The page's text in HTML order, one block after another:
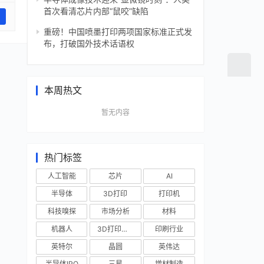
首次看清芯片内部“鼠咬”缺陷
重磅！中国喷墨打印两项国家标准正式发
布，打破国外技术话语权
本周热文
暂无内容
热门标签
人工智能 芯片
AI
半导体
3D打印
打印机
科技嗅探
市场分析
材料
机器人
3D打印技术
印刷行业
英特尔
晶圆
英伟达